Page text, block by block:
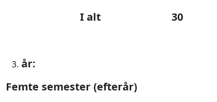
I alt 30
år:
Femte semester (efterår)